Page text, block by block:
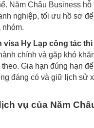
Năm Châu Business hỗ
nghiệp, tối ưu hồ sơ
nhóm.
visa Hy Lạp công tác
chính và gặp khó
theo. Gia hạn đúng hạn
đáng có và giữ lịch sử
vụ của Năm